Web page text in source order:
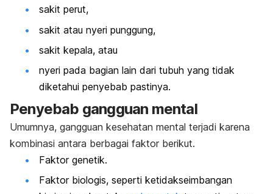
sakit perut,
sakit atau nyeri punggung,
sakit kepala, atau
nyeri pada bagian lain dari tubuh yang tidak
diketahui penyebab pastinya.
Penyebab gangguan mental
Umumnya, gangguan kesehatan mental terjadi karena
kombinasi antara berbagai faktor berikut.
Faktor genetik.
Faktor biologis, seperti ketidakseimbangan